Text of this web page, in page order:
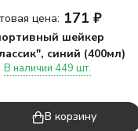
цена: 171 ₽
шейкер
синий (400мл)
В наличии 449 шт.
В корзину